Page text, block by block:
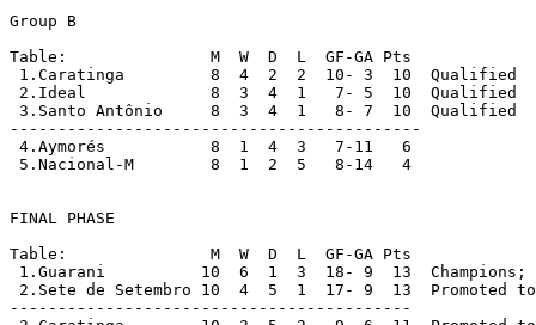
Group B
Table:               M  W  D  L  GF-GA Pts
1.Caratinga	     8  4  2  2  10- 3  10  Qualified
2.Ideal	     8  3  4  1   7- 5  10  Qualified
3.Santo Antônio     8  3  4  1   8- 7  10  Qualified
-------------------------------------------
4.Aymorés	     8  1  4  3   7-11   6
5.Nacional-M	     8  1  2  5   8-14   4
FINAL PHASE
Table:               M  W  D  L  GF-GA Pts
1.Guarani	    10  6  1  3  18- 9  13
2.Sete de Setembro 10  4  5  1  17- 9  13  Promoted
------------------------------------------